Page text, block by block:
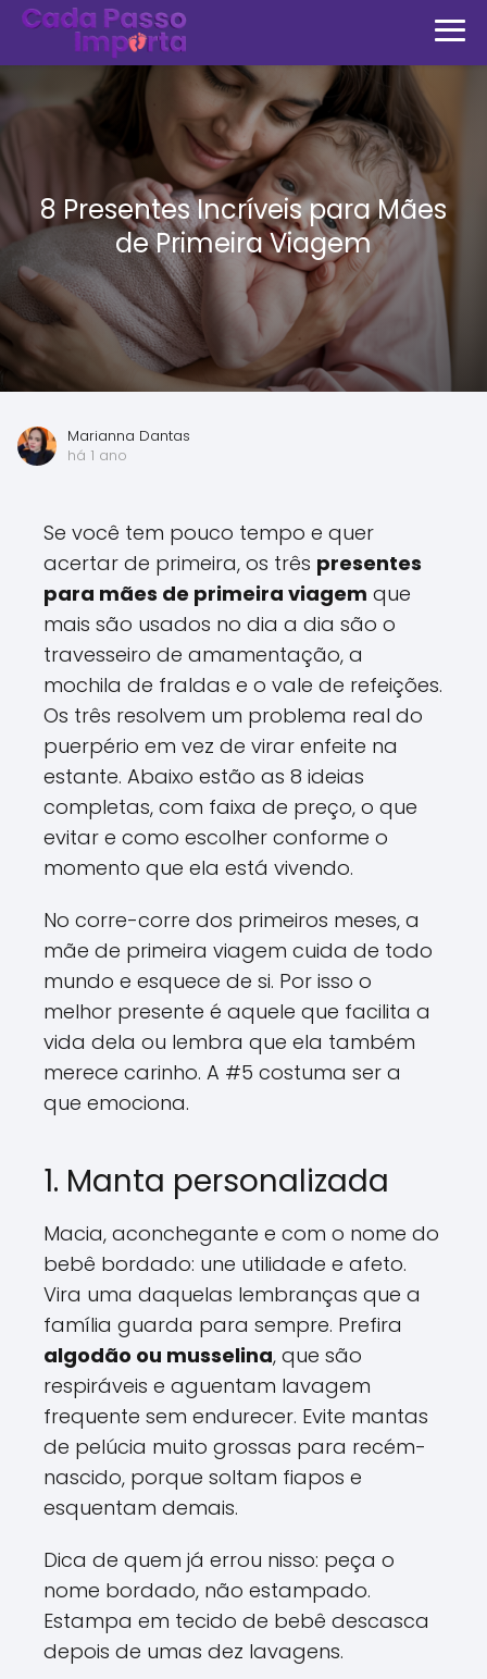
8 Presentes Incríveis para Mães
de Primeira Viagem
Marianna Dantas
há 1 ano
Se você tem pouco tempo e quer
acertar de primeira, os três presentes
para mães de primeira viagem que
mais são usados no dia a dia são o
travesseiro de amamentação, a
mochila de fraldas e o vale de refeições.
Os três resolvem um problema real do
puerpério em vez de virar enfeite na
estante. Abaixo estão as 8 ideias
completas, com faixa de preço, o que
evitar e como escolher conforme o
momento que ela está vivendo.
No corre-corre dos primeiros meses, a
mãe de primeira viagem cuida de todo
mundo e esquece de si. Por isso o
melhor presente é aquele que facilita a
vida dela ou lembra que ela também
merece carinho. A #5 costuma ser a
que emociona.
1. Manta personalizada
Macia, aconchegante e com o nome do
bebê bordado: une utilidade e afeto.
Vira uma daquelas lembranças que a
família guarda para sempre. Prefira
algodão ou musselina, que são
respiráveis e aguentam lavagem
frequente sem endurecer. Evite mantas
de pelúcia muito grossas para recém-
nascido, porque soltam fiapos e
esquentam demais.
Dica de quem já errou nisso: peça o
nome bordado, não estampado.
Estampa em tecido de bebê descasca
depois de umas dez lavagens.